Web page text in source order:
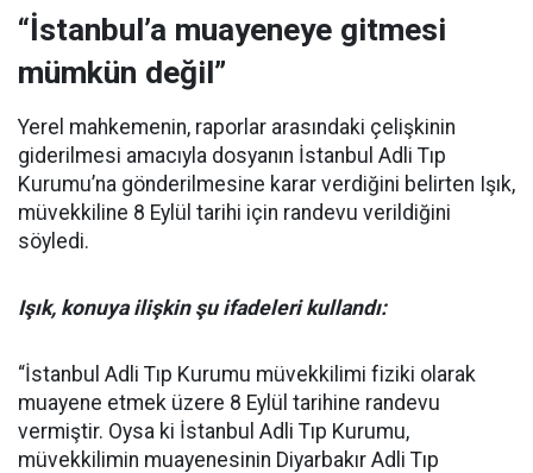
“İstanbul’a muayeneye gitmesi
mümkün değil”
Yerel mahkemenin, raporlar arasındaki çelişkinin
giderilmesi amacıyla dosyanın İstanbul Adli Tıp
Kurumu’na gönderilmesine karar verdiğini belirten Işık,
müvekkiline 8 Eylül tarihi için randevu verildiğini
söyledi.
Işık, konuya ilişkin şu ifadeleri kullandı:
“İstanbul Adli Tıp Kurumu müvekkilimi fiziki olarak
muayene etmek üzere 8 Eylül tarihine randevu
vermiştir. Oysa ki İstanbul Adli Tıp Kurumu,
müvekkilimin muayenesinin Diyarbakır Adli Tıp